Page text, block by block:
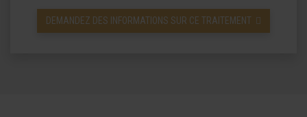
DEMANDEZ DES INFORMATIONS SUR CE TRAITEMENT